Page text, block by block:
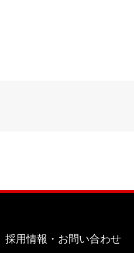
採用情報・お問い合わせ